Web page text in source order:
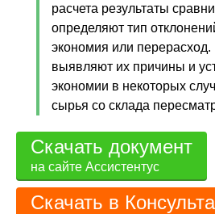
расчета результаты
определяют тип
экономия или
выявляют их причины и
экономии в некоторых
сырья со склада
Скачать документ
на сайте Ассистентус
Скачать в